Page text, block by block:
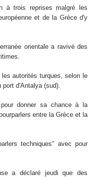
à trois reprises malgré les
et de la Grèce d'y
orientale a ravivé des
autorités turques, selon le
port d'Antalya (sud).
donner sa chance à la
entre la Grèce et la
techniques" avec pour
a déclaré jeudi que des